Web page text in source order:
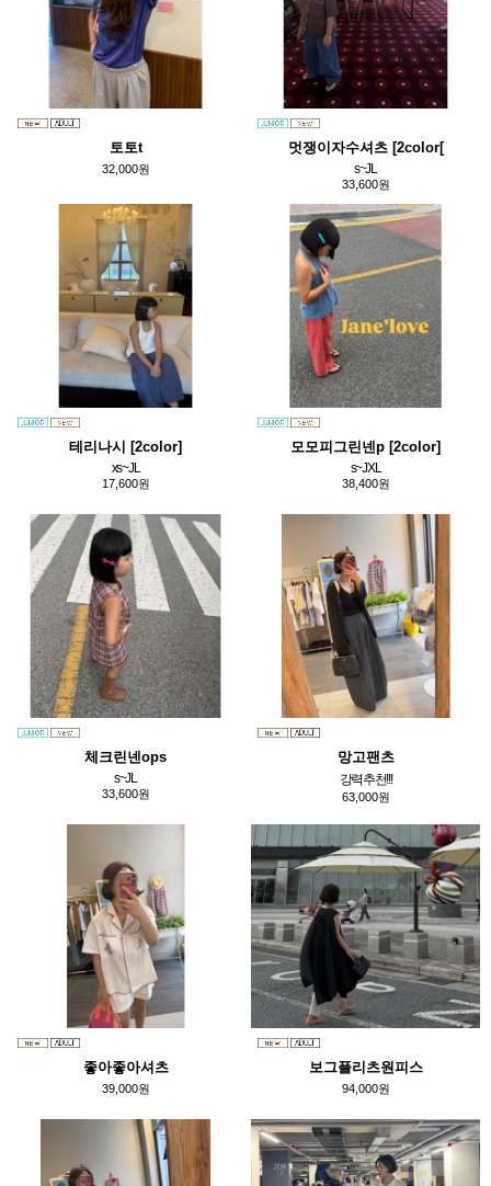
토토t
32,000원
멋쟁이자수셔츠 [2color[
s~JL
33,600원
테리나시 [2color]
xs~JL
17,600원
모모피그린넨p [2color]
s~JXL
38,400원
체크린넨ops
s~JL
33,600원
망고팬츠
강력추천!!!
63,000원
좋아좋아셔츠
39,000원
보그플리츠원피스
94,000원